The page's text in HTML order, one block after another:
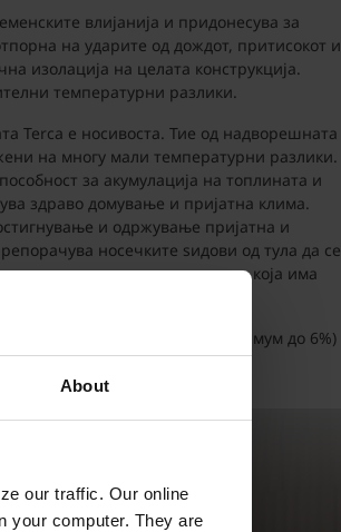
About
our traffic. Our online
your computer. They are
влијанија и придонесува за
на ударите од дождот, притисокот и
изолација на целата конструкција.
температурни разлики.
Terca е носивоста. Тие од надворешната
на многу мали температурни разлики.
за акумулација на топлината и
здраво домување и пријатна клима.
и одржување пријатна и
носечките ѕидови од тула да се
тула со вертикални шуплини, која има
впивливост на вода (максимум до 6%)